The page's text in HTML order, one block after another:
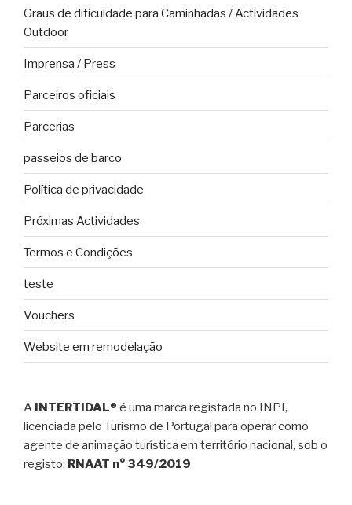
Graus de dificuldade para Caminhadas / Actividades
Outdoor
Imprensa / Press
Parceiros oficiais
Parcerias
passeios de barco
Política de privacidade
Próximas Actividades
Termos e Condições
teste
Vouchers
Website em remodelação
A INTERTIDAL® é uma marca registada no INPI,
licenciada pelo Turismo de Portugal para operar como
agente de animação turística em território nacional, sob o
registo: RNAAT n° 349/2019